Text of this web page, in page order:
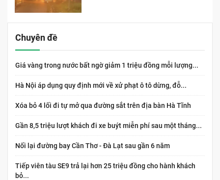
Chuyên đề
Giá vàng trong nước bất ngờ giảm 1 triệu đồng mỗi lượng...
Hà Nội áp dụng quy định mới về xử phạt ô tô dừng, đỗ...
Xóa bỏ 4 lối đi tự mở qua đường sắt trên địa bàn Hà Tĩnh
Gần 8,5 triệu lượt khách đi xe buýt miễn phí sau một tháng...
Nối lại đường bay Cần Thơ - Đà Lạt sau gần 6 năm
Tiếp viên tàu SE9 trả lại hơn 25 triệu đồng cho hành khách
bỏ...